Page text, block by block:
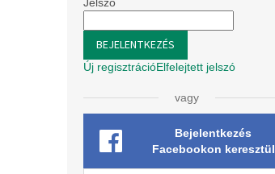
BEJELENTKEZÉS
Új regisztrációElfelejtett jelszó
vagy
Bejelentkezés
Facebookon keresztül